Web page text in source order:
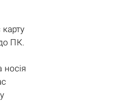
ПК.